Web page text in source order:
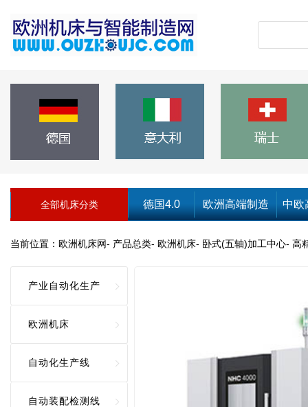
全部机床分类 德国4.0 欧洲高端制造 中欧
当前位置： 欧洲机床网- 产品总类- 欧洲机床- 卧式(五轴)加工中心- 高
产业自动化生产
欧洲机床
自动化生产线
自动装配检测线